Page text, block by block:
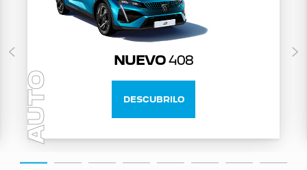
AUTO
NUEVO408
DESCUBRILO